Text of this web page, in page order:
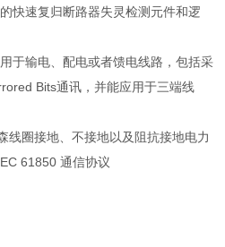
快速复归断路器失灵检测元件和逻
于输电、配电或者馈电线路，包括采
Bits通讯，并能应用于三端线
圈接地、不接地以及阻抗接地电力
61850 通信协议